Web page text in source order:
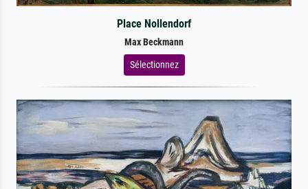
Place Nollendorf
Max Beckmann
Sélectionnez